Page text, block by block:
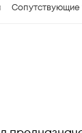
Сопутствующие